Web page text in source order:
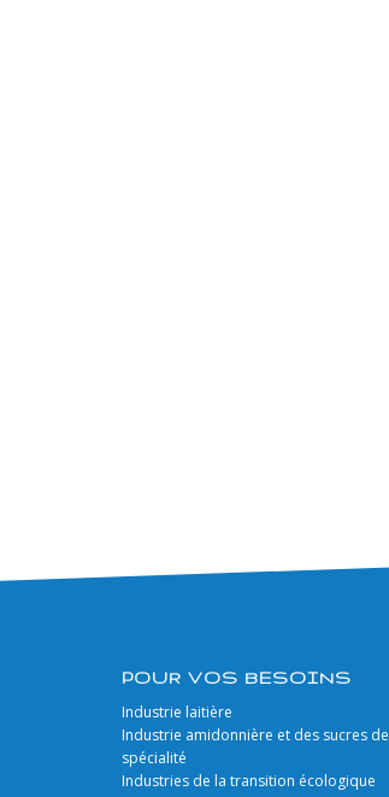
POUR VOS BESOINS
Industrie laitière
Industrie amidonnière et des sucres de
spécialité
Industries de la transition écologique